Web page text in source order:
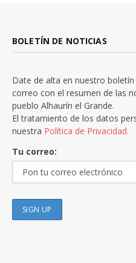
BOLETÍN DE NOTICIAS
Date de alta en nuestro
correo con el resumen de las
pueblo Alhaurín el Grande.
El tratamiento de los datos
nuestra Política de Privacidad.
Tu correo: